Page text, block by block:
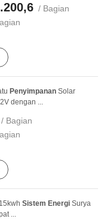
/ Bagian
Penyimpanan Solar
dengan ...
/ Bagian
Sistem Energi Surya
...